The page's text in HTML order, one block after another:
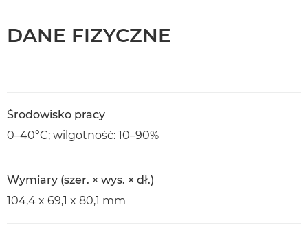
DANE FIZYCZNE
Środowisko pracy
0–40°C; wilgotność: 10–90%
Wymiary (szer. × wys. × dł.)
104,4 x 69,1 x 80,1 mm